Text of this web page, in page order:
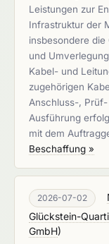
Leistungen zur
Infrastruktur der
insbesondere die
und
Kabel- und
zugehörigen
Anschluss-,
Ausführung
mit dem
Beschaffung »
2026-07-02
Glückstein-
GmbH)